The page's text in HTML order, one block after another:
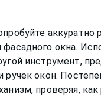
аккуратно
окна.
инструмент,
ручек окон.
проверяя, как